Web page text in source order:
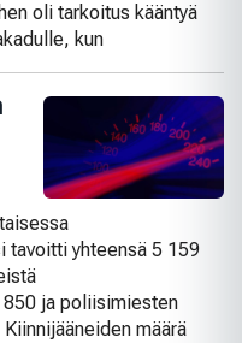
oli tarkoitus kääntyä
kun
tavoitti yhteensä 5 159
ja poliisimiesten
määrä